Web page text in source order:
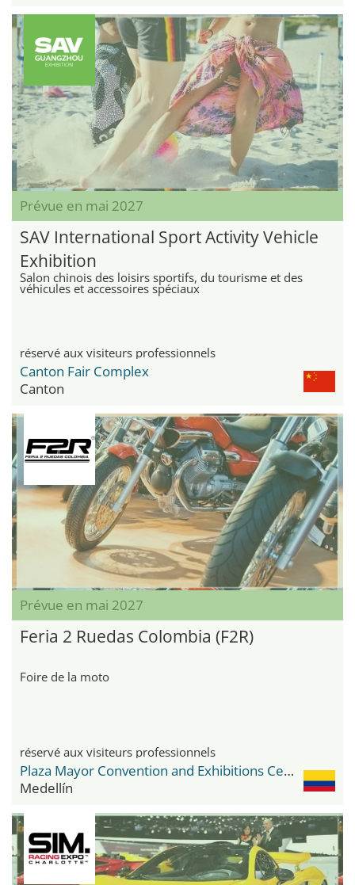
Prévue en mai 2027
SAV International Sport Activity Vehicle
Exhibition
Salon chinois des loisirs sportifs, du tourisme et des
véhicules et accessoires spéciaux
réservé aux visiteurs professionnels
Canton Fair Complex
Canton
Prévue en mai 2027
Feria 2 Ruedas Colombia (F2R)
Foire de la moto
réservé aux visiteurs professionnels
Plaza Mayor Convention and Exhibitions Center
Medellín